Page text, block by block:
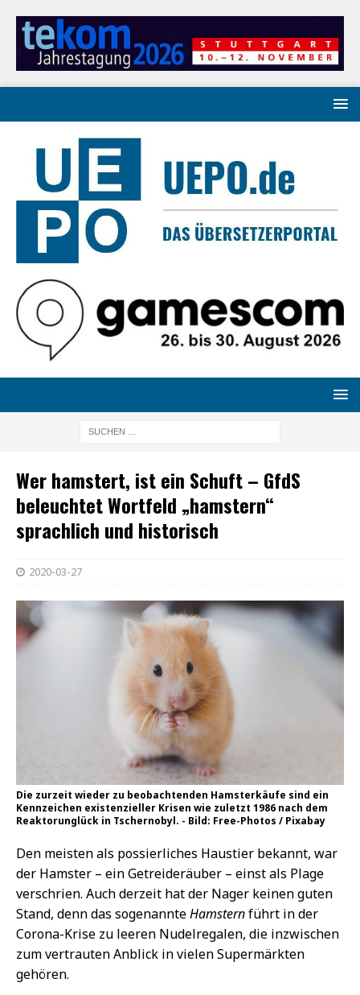
Wer hamstert, ist ein Schuft – GfdS
beleuchtet Wortfeld „hamstern“
sprachlich und historisch
2020-03-27
Die zurzeit wieder zu beobachtenden Hamsterkäufe sind ein
Kennzeichen existenzieller Krisen wie zuletzt 1986 nach dem
Reaktorunglück in Tschernobyl. - Bild: Free-Photos / Pixabay
Den meisten als possierliches Haustier bekannt, war
der Hamster – ein Getreideräuber – einst als Plage
verschrien. Auch derzeit hat der Nager keinen guten
Stand, denn das sogenannteHamsternführt in der
Corona-Krise zu leeren Nudelregalen, die inzwischen
zum vertrauten Anblick in vielen Supermärkten
gehören.